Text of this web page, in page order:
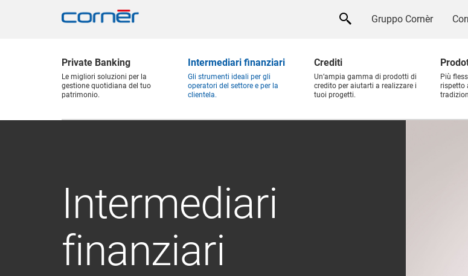
Gruppo Cornèr
Private Banking
Le migliori soluzioni per la
gestione quotidiana del tuo
patrimonio.
Intermediari finanziari
Gli strumenti ideali per gli
operatori del settore e per la
clientela.
Crediti
Un’ampia gamma di prodotti di
credito per aiutarti a realizzare i
tuoi progetti.
Più
rispetto
Intermediari
finanziari